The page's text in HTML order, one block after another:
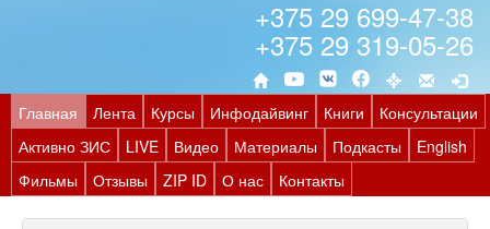
+375 29 699-47-38
+375 29 319-05-26
Главная Лента Курсы Инфодайвинг Книги
Консультации
Активно ЗИС
LIVE Видео Материалы Подкасты
English
Фильмы
Отзывы ZIP ID О нас Контакты